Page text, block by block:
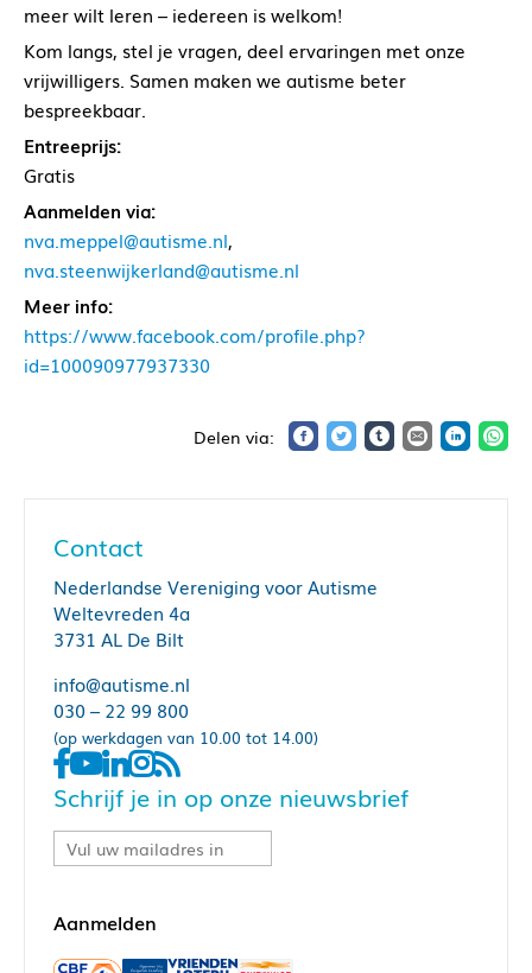
meer wilt leren – iedereen is welkom!
Kom langs, stel je vragen, deel ervaringen met onze
vrijwilligers. Samen maken we autisme beter
bespreekbaar.
Entreeprijs:
Gratis
Aanmelden via:
nva.meppel@autisme.nl,
nva.steenwijkerland@autisme.nl
Meer info:
https://www.facebook.com/profile.php?
id=100090977937330
Contact
Nederlandse Vereniging voor Autisme
Weltevreden 4a
3731 AL De Bilt
info@autisme.nl
030 – 22 99 800
(op werkdagen van 10.00 tot 14.00)
Schrijf je in op onze nieuwsbrief